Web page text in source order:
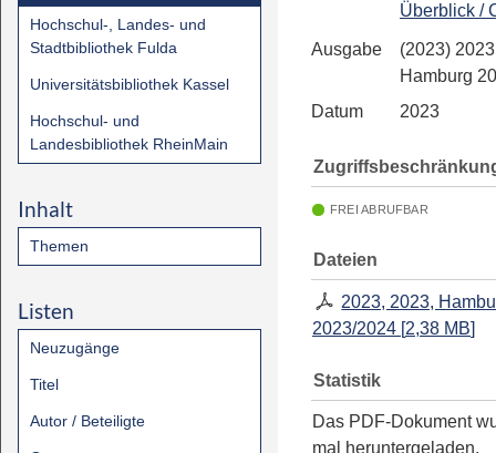
Hochschul-, Landes- und
Stadtbibliothek Fulda
Universitätsbibliothek Kassel
Hochschul- und
Landesbibliothek RheinMain
Inhalt
Themen
Listen
Neuzugänge
Titel
Autor / Beteiligte
Überblick /
Ausgabe
(2023)
Hamburg
Datum
2023
FREI ABRUFBAR
Dateien
2023, 2023,
2023/2024 [2,38 MB]
Statistik
Das PDF-Dokument
mal heruntergeladen.